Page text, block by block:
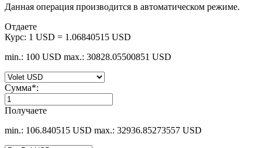
Данная операция производится в автоматическом режиме.
Отдаете
Курс: 1 USD = 1.06840515 USD
min.: 100 USD max.: 30828.05500851 USD
Сумма*:
Получаете
min.: 106.840515 USD max.: 32936.85273557 USD